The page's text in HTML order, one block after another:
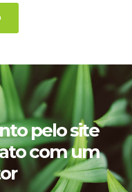
pelo site
com um